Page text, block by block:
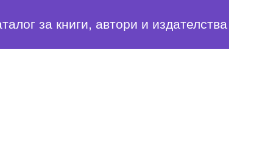
за книги, автори и издателства